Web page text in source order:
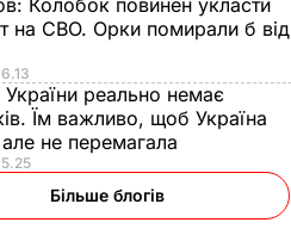
Колобок повинен укласти
на СВО. Орки помирали б від
України реально немає
Їм важливо, щоб Україна
не перемагала
Більше блогів